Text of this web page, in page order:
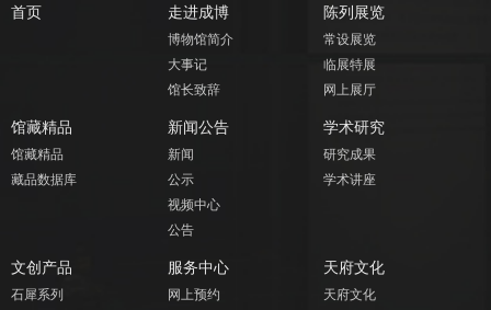
首页 走进成博
博物馆简介
大事记
馆长致辞
陈列展览
常设展览
临展特展
网上展厅
馆藏精品
馆藏精品
藏品数据库
新闻公告
新闻
公示
视频中心
公告
学术研究
研究成果
学术讲座
文创产品
石犀系列
服务中心
网上预约
天府文化
天府文化